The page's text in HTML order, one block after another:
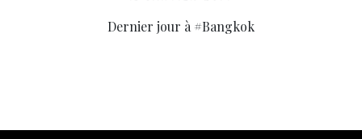
Dernier jour à #Bangkok